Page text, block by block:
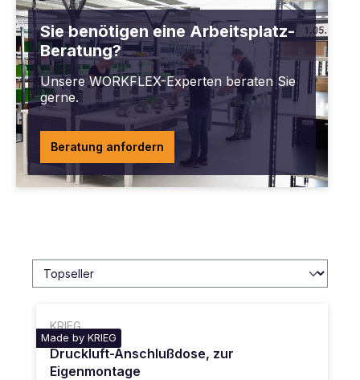
Sie benötigen eine Arbeitsplatz-
Beratung?
Unsere WORKFLEX-Experten beraten Sie
gerne.
Beratung anfordern
KRIEG
Made by KRIEG
Druckluft-Anschlußdose, zur
Eigenmontage